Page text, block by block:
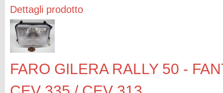
Dettagli prodotto
FARO GILERA RALLY 50 -